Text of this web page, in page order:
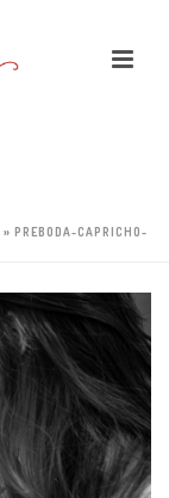
» PREBODA-CAPRICHO-